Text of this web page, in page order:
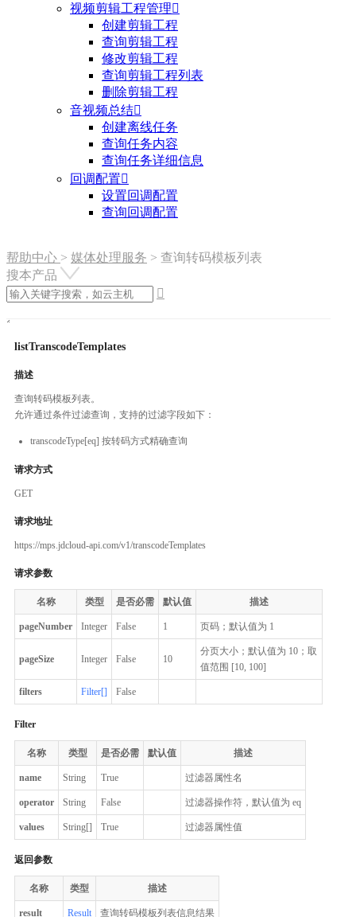
视频剪辑工程管理
创建剪辑工程
查询剪辑工程
修改剪辑工程
查询剪辑工程列表
删除剪辑工程
音视频总结
创建离线任务
查询任务内容
查询任务详细信息
回调配置
设置回调配置
查询回调配置
帮助中心 > 媒体处理服务 > 查询转码模板列表
搜本产品

listTranscodeTemplates
描述
查询转码模板列表。
允许通过条件过滤查询，支持的过滤字段如下：
transcodeType[eq] 按转码方式精确查询
请求方式
GET
请求地址
https://mps.jdcloud-api.com/v1/transcodeTemplates
请求参数
名称 类型 是否必需 默认值 描述
pageNumber Integer False 1 页码；默认值为 1
pageSize Integer False 10
分页大小；默认值为 10；取
值范围 [10, 100]
filters Filter[] False
Filter
名称 类型 是否必需 默认值 描述
name String True 过滤器属性名
operator String False 过滤器操作符，默认值为 eq
values String[] True 过滤器属性值
返回参数
名称 类型 描述
result Result 查询转码模板列表信息结果